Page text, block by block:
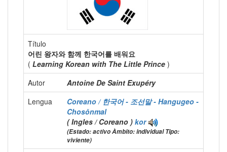
Título
어린 왕자와 함께 한국어를 배워요
( Learning Korean with The Little Prince )
Autor
Antoine De Saint Exupéry
Lengua
Coreano / 한국어 - 조선말 - Hangugeo -
Chosŏnmal
( Ingles / Coreano ) kor
(Estado: activo Àmbito: individual Tipo:
viviente)